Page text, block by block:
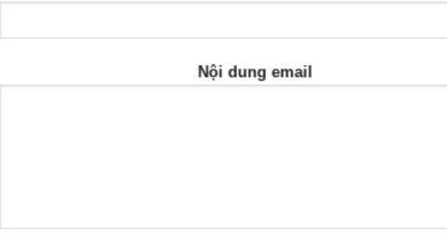
Nội dung email